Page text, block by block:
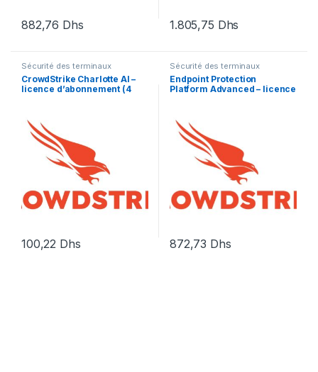
882,76 Dhs 1.805,75 Dhs
Sécurité des terminaux
CrowdStrike Charlotte AI –
licence d’abonnement (4
100,22 Dhs
Sécurité des terminaux
Endpoint Protection
Platform Advanced – licence
872,73 Dhs